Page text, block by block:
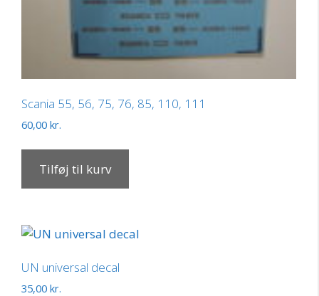
Scania 55, 56, 75, 76, 85, 110, 111
60,00 kr.
Tilføj til kurv
UN universal decal
35,00 kr.